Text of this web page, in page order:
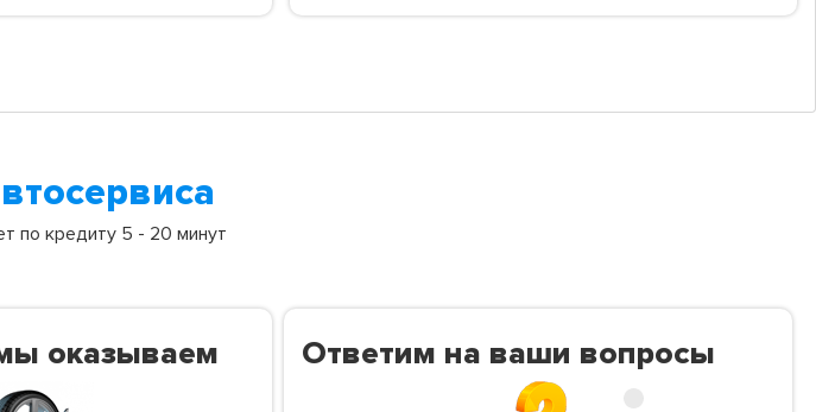
по кредиту 5 - 20 минут
оказываем Ответим на ваши вопросы